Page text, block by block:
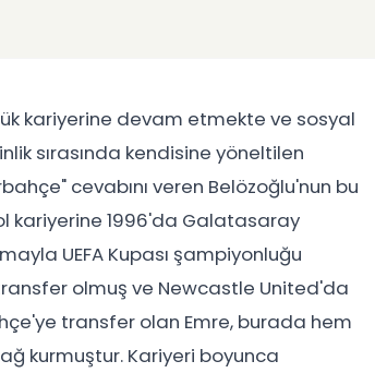
kariyerine devam etmekte ve sosyal
sırasında kendisine yöneltilen
cevabını veren Belözoğlu'nun bu
kariyerine 1996'da Galatasaray
UEFA Kupası şampiyonluğu
olmuş ve Newcastle United'da
transfer olan Emre, burada hem
kurmuştur. Kariyeri boyunca